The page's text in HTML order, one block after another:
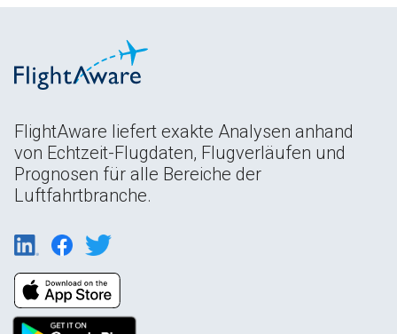
FlightAware liefert exakte Analysen anhand
von Echtzeit-Flugdaten, Flugverläufen und
Prognosen für alle Bereiche der
Luftfahrtbranche.